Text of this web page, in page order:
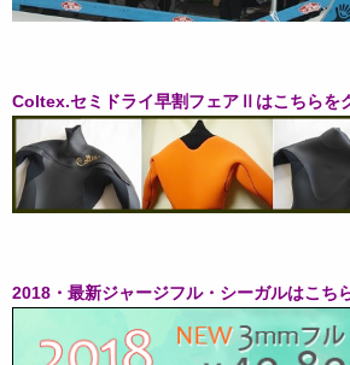
Coltex.セミドライ早割フェアⅡはこちらを
2018・最新ジャージフル・シーガルはこち